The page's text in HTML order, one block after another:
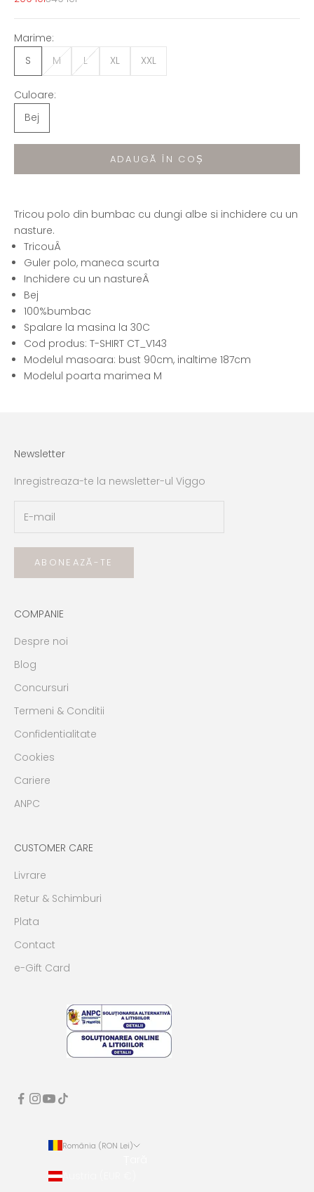
Marime:
S
M L XL XXL
Culoare:
Bej
ADAUGĂ ÎN COȘ
Tricou polo din bumbac cu dungi albe si inchidere cu un
nasture.
TricouÂ
Guler polo, maneca scurta
Inchidere cu un nastureÂ
Bej
100%bumbac
Spalare la masina la 30C
Cod produs: T-SHIRT CT_V143
Modelul masoara: bust 90cm, inaltime 187cm
Modelul poarta marimea M
Newsletter
Inregistreaza-te la newsletter-ul Viggo
ABONEAZĂ-TE
COMPANIE
Despre noi
Blog
Concursuri
Termeni & Conditii
Confidentialitate
Cookies
Cariere
ANPC
CUSTOMER CARE
Livrare
Retur & Schimburi
Plata
Contact
e-Gift Card
România (RON Lei)
Austria (EUR €)